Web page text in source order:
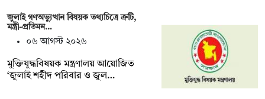
জুলাই গণঅভ্যুত্থান বিষয়ক তথ্যচিত্রে ত্রুটি,
মন্ত্রী-প্রতিমন…
০৬ আগস্ট ২০২৬
মুক্তিযুদ্ধবিষয়ক মন্ত্রণালয় আয়োজিত
‘জুলাই শহীদ পরিবার ও জুল…